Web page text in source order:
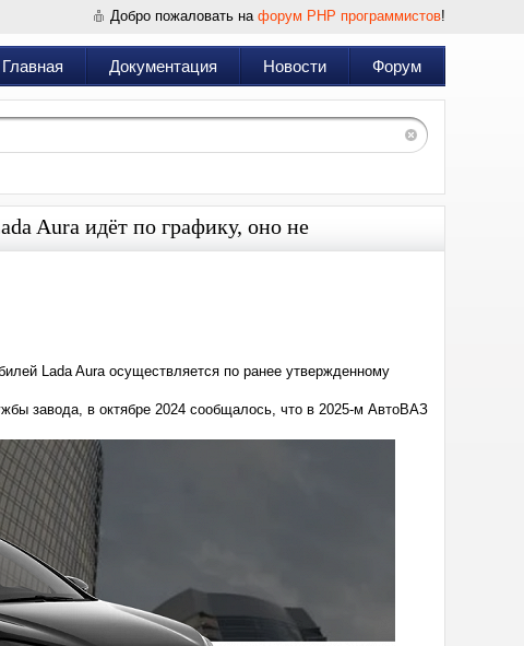
Добро пожаловать на форум PHP программистов!
Главная Документация Новости Форум
Aura идёт по графику, оно не
Lada Aura осуществляется по ранее утвержденному
завода, в октябре 2024 сообщалось, что в 2025-м АвтоВАЗ